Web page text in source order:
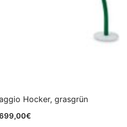
Hocker, grasgrün
€